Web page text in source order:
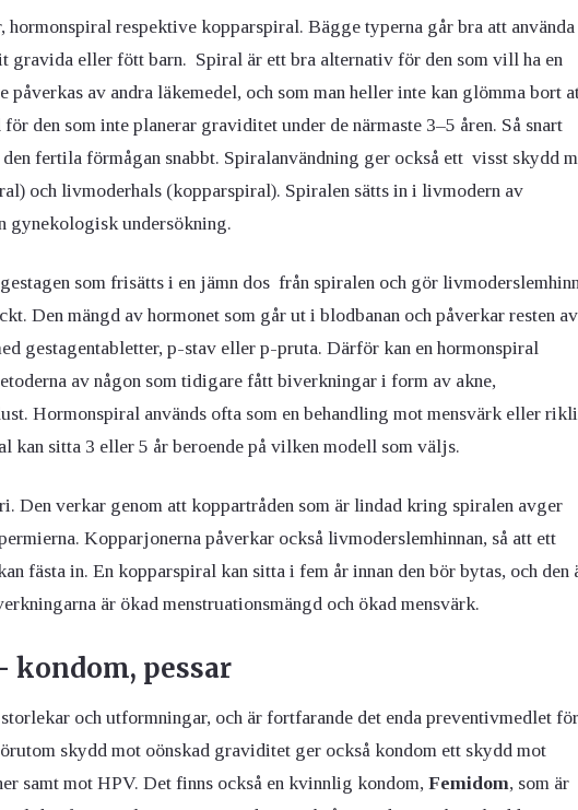
respektive kopparspiral. Bägge typerna går bra att använda
gravida eller fött barn. Spiral är ett bra alternativ för den som vill ha en
påverkas av andra läkemedel, och som man heller inte kan glömma bort
den som inte planerar graviditet under de närmaste 3–5 åren. Så snart
fertila förmågan snabbt. Spiralanvändning ger också ett visst skydd
och livmoderhals (kopparspiral). Spiralen sätts in i livmodern av
gynekologisk undersökning.
som frisätts i en jämn dos från spiralen och gör
Den mängd av hormonet som går ut i blodbanan och påverkar resten av
gestagentabletter, p-stav eller p-pruta. Därför kan en hormonspiral
av någon som tidigare fått biverkningar i form av akne,
Hormonspiral används ofta som en behandling mot mensvärk eller
kan sitta 3 eller 5 år beroende på vilken modell som väljs.
Den verkar genom att koppartråden som är lindad kring spiralen avger
Kopparjonerna påverkar också livmoderslemhinnan, så att ett
fästa in. En kopparspiral kan sitta i fem år innan den bör bytas, och den
är ökad menstruationsmängd och ökad mensvärk.
kondom, pessar
och utformningar, och är fortfarande det enda preventivmedlet för
skydd mot oönskad graviditet ger också kondom ett skydd mot
samt mot HPV. Det finns också en kvinnlig kondom, Femidom, som är